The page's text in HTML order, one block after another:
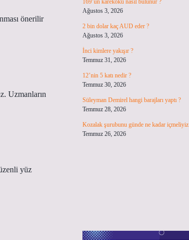
önerilir
Uzmanların
yüz
169’un karekökü nasıl bulunur ?
Ağustos 3, 2026
2 bin dolar kaç AUD eder ?
Ağustos 3, 2026
İnci kimlere yakışır ?
Temmuz 31, 2026
12’nin 5 katı nedir ?
Temmuz 30, 2026
Süleyman Demirel hangi barajları yaptı ?
Temmuz 28, 2026
Kozalak şurubunu günde ne kadar içmeliyiz
Temmuz 26, 2026